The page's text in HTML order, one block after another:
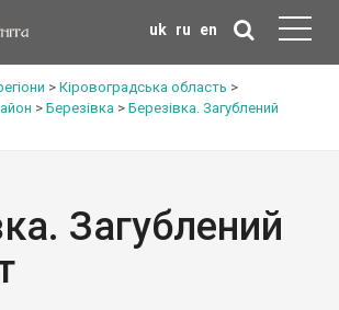
uk ru en
> Кіровоградська область >
> Березівка > Березівка. Загублений
Загублений